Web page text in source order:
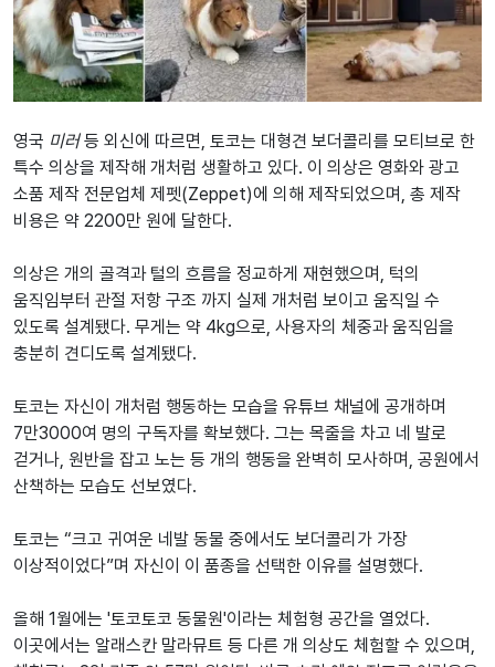
영국 미러등 외신에 따르면, 토코는 대형견 보더콜리를 모티브로 한
특수 의상을 제작해 개처럼 생활하고 있다. 이 의상은 영화와 광고
소품 제작 전문업체 제펫(Zeppet)에 의해 제작되었으며, 총 제작
비용은 약 2200만 원에 달한다.
의상은 개의 골격과 털의 흐름을 정교하게 재현했으며, 턱의
움직임부터 관절 저항 구조 까지 실제 개처럼 보이고 움직일 수
있도록 설계됐다. 무게는 약 4kg으로, 사용자의 체중과 움직임을
충분히 견디도록 설계됐다.
토코는 자신이 개처럼 행동하는 모습을 유튜브 채널에 공개하며
7만3000여 명의 구독자를 확보했다. 그는 목줄을 차고 네 발로
걷거나, 원반을 잡고 노는 등 개의 행동을 완벽히 모사하며, 공원에서
산책하는 모습도 선보였다.
토코는 “크고 귀여운 네발 동물 중에서도 보더콜리가 가장
이상적이었다”며 자신이 이 품종을 선택한 이유를 설명했다.
올해 1월에는 '토코토코 동물원'이라는 체험형 공간을 열었다.
이곳에서는 알래스칸 말라뮤트 등 다른 개 의상도 체험할 수 있으며,